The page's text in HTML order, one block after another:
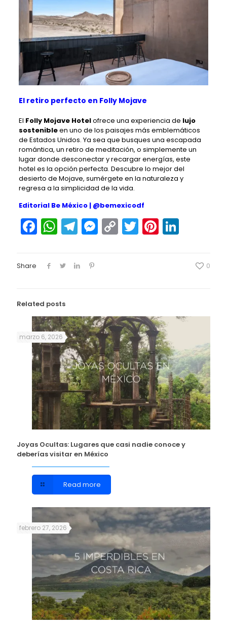
El retiro perfecto en Folly Mojave
El Folly Mojave Hotelofrece una experiencia de lujo
sostenibleen uno de los paisajes más emblemáticos
de Estados Unidos. Ya sea que busques una escapada
romántica, un retiro de meditación, o simplemente un
lugar donde desconectar y recargar energías, este
hotel es la opción perfecta. Descubre lo mejor del
desierto de Mojave, sumérgete en la naturaleza y
regresa a la simplicidad de la vida.
Editorial Be México | @bemexicodf
Facebook
WhatsApp
Telegram
Messenger
CopyTwitterPinterest
Share 0
Related posts
marzo 6, 2026
Joyas Ocultas: Lugares que casi nadie conoce y
deberías visitar en México
Read more
febrero 27, 2026